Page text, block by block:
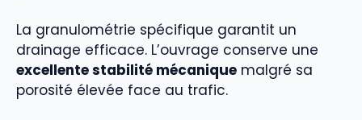
La granulométrie spécifique garantit un
drainage efficace. L’ouvrage conserve une
excellente stabilité mécanique malgré sa
porosité élevée face au trafic.